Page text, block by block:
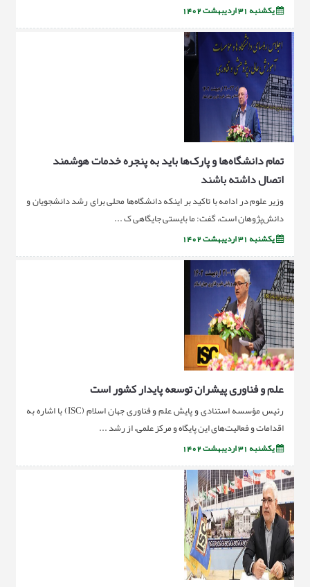
یکشنبه 31 اردیبهشت 1402
تمام دانشگاه‌ها و پارک‌ها باید به پنجره خدمات هوشمند
اتصال داشته باشند
وزیر علوم در ادامه با تاکید بر اینکه دانشگاه‌ها محلی برای رشد دانشجویان و
دانش‌پژوهان است، گفت: ما بایستی جایگاهی ک ...
یکشنبه 31 اردیبهشت 1402
علم و فناوری پیشران توسعه پایدار کشور است
رئیس مؤسسه استنادی و پایش علم و فناوری جهان اسلام (ISC) با اشاره به
اقدامات و فعالیت‌های این پایگاه و مرکز علمی، از رشد ...
یکشنبه 31 اردیبهشت 1402